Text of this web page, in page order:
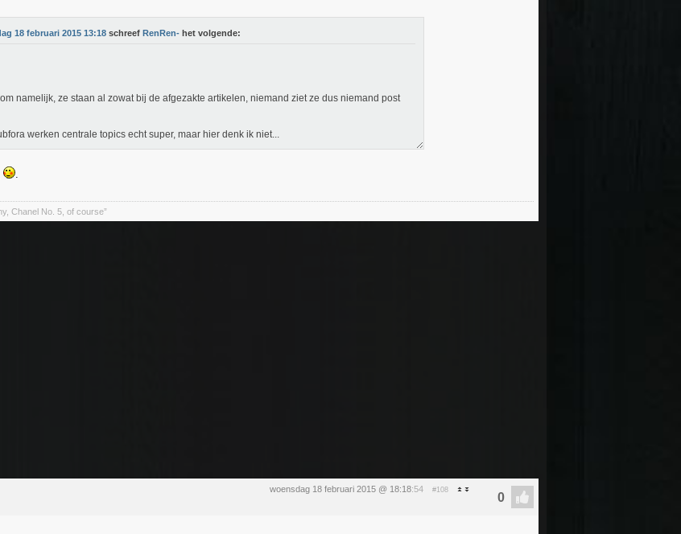
18 februari 2015 13:18 schreef RenRen- het volgende:
namelijk, ze staan al zowat bij de afgezakte artikelen, niemand ziet ze dus niemand post
werken centrale topics echt super, maar hier denk ik niet...
.
Chanel No. 5, of course”
woensdag 18 februari 2015 @ 18:18:54 #108